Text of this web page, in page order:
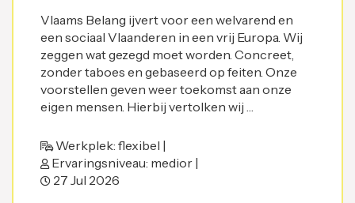
Vlaams Belang ijvert voor een welvarend en
een sociaal Vlaanderen in een vrij Europa. Wij
zeggen wat gezegd moet worden. Concreet,
zonder taboes en gebaseerd op feiten. Onze
voorstellen geven weer toekomst aan onze
eigen mensen. Hierbij vertolken wij …
Werkplek: flexibel |
Ervaringsniveau: medior |
27 Jul 2026